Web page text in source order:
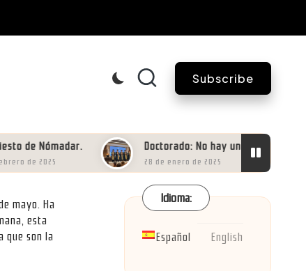
Subscribe
Nómadar.
de 2025
Doctorado: No hay uno sin dos.
28 de enero de 2025
mayo. Ha
esta
que son la
Idioma:
Español English